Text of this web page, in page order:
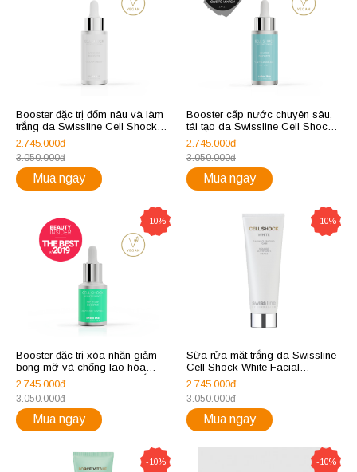
Booster đặc trị đốm nâu và làm
trắng da Swissline Cell Shock
Evenness Booster
2.745.000đ
3.050.000đ
Mua ngay
Booster cấp nước chuyên sâu,
tái tạo da Swissline Cell Shock
Source Booster
2.745.000đ
3.050.000đ
Mua ngay
-10%
Booster đặc trị xóa nhăn giảm
bọng mỡ và chống lão hóa
chuyên sâu làn da vùng mắt
Swissline cell shock age
intelligence eye zone booster _
2% caffeine + ceramindes
2.745.000đ
3.050.000đ
Mua ngay
-10%
Sữa rửa mặt trắng da Swissline
Cell Shock White Facial
Cleansing Foam
2.745.000đ
3.050.000đ
Mua ngay
-10% -10%